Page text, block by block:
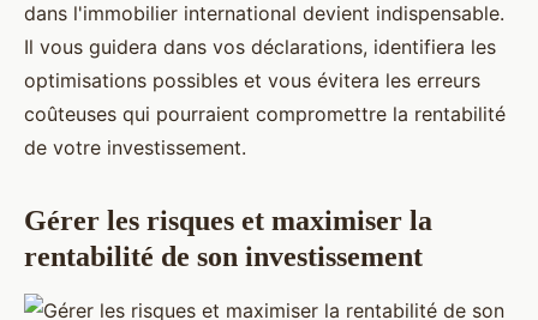
dans l'immobilier international devient indispensable.
Il vous guidera dans vos déclarations, identifiera les
optimisations possibles et vous évitera les erreurs
coûteuses qui pourraient compromettre la rentabilité
de votre investissement.
Gérer les risques et maximiser la
rentabilité de son investissement